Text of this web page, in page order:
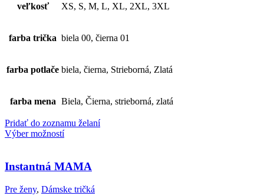
veľkosť XS, S, M, L, XL, 2XL, 3XL
farba trička biela 00, čierna 01
farba potlače biela, čierna, Strieborná, Zlatá
farba mena Biela, Čierna, strieborná, zlatá
Pridať do zoznamu želaní
Výber možností
Instantná MAMA
Pre ženy, Dámske tričká